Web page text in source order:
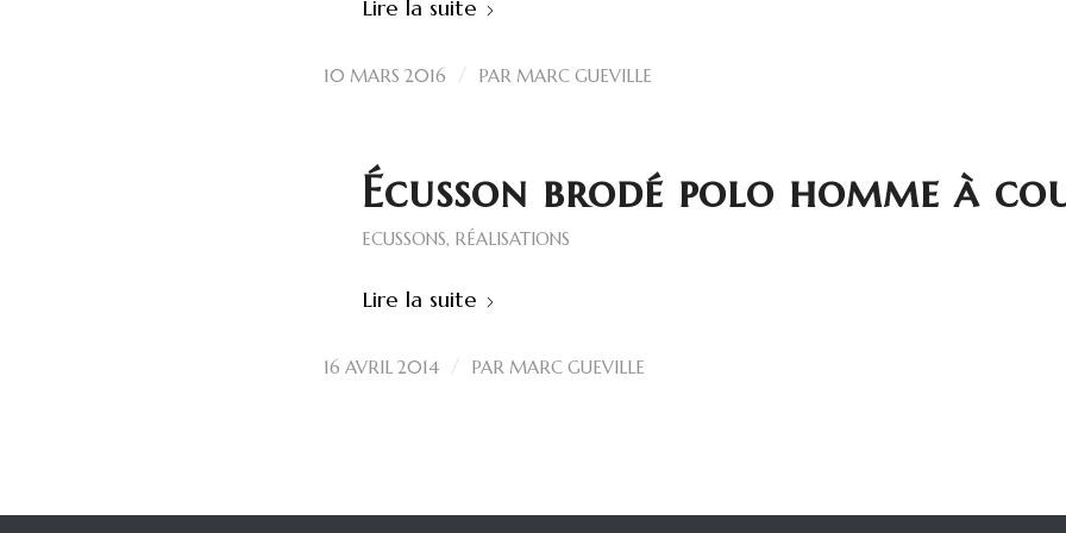
Lire la suite
10 MARS 2016 / PAR MARC GUEVILLE
Écusson brodé polo homme à
ECUSSONS, RÉALISATIONS
Lire la suite
16 AVRIL 2014 / PAR MARC GUEVILLE